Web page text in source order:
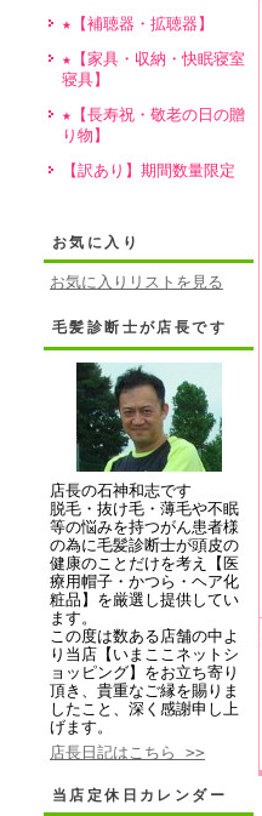
★【補聴器・拡聴器】
★【家具・収納・快眠寝室
寝具】
★【長寿祝・敬老の日の贈
り物】
【訳あり】期間数量限定
お気に入り
お気に入りリストを見る
毛髪診断士が店長です
店長の石神和志です
脱毛・抜け毛・薄毛や不眠
等の悩みを持つがん患者様
の為に毛髪診断士が頭皮の
健康のことだけを考え【医
療用帽子・かつら・ヘア化
粧品】を厳選し提供してい
ます。
この度は数ある店舗の中よ
り当店【いまここネットシ
ョッピング】をお立ち寄り
頂き、貴重なご縁を賜りま
したこと、深く感謝申し上
げます。
店長日記はこちら >>
当店定休日カレンダー